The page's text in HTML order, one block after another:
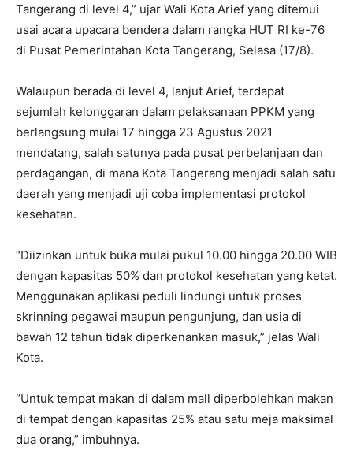
Tangerang di level 4,” ujar Wali Kota Arief yang ditemui
usai acara upacara bendera dalam rangka HUT RI ke-76
di Pusat Pemerintahan Kota Tangerang, Selasa (17/8).
Walaupun berada di level 4, lanjut Arief, terdapat
sejumlah kelonggaran dalam pelaksanaan PPKM yang
berlangsung mulai 17 hingga 23 Agustus 2021
mendatang, salah satunya pada pusat perbelanjaan dan
perdagangan, di mana Kota Tangerang menjadi salah satu
daerah yang menjadi uji coba implementasi protokol
kesehatan.
“Diizinkan untuk buka mulai pukul 10.00 hingga 20.00 WIB
dengan kapasitas 50% dan protokol kesehatan yang ketat.
Menggunakan aplikasi peduli lindungi untuk proses
skrinning pegawai maupun pengunjung, dan usia di
bawah 12 tahun tidak diperkenankan masuk,” jelas Wali
Kota.
“Untuk tempat makan di dalam mall diperbolehkan makan
di tempat dengan kapasitas 25% atau satu meja maksimal
dua orang,” imbuhnya.